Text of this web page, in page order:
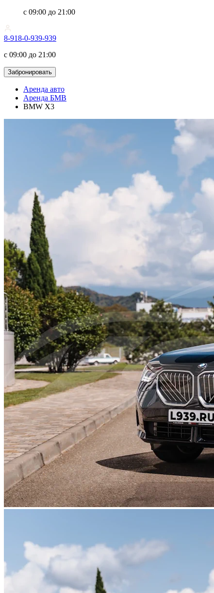
с 09:00 до 21:00
8-918-0-939-939
с 09:00 до 21:00
Забронировать
Аренда авто
Аренда БМВ
BMW X3